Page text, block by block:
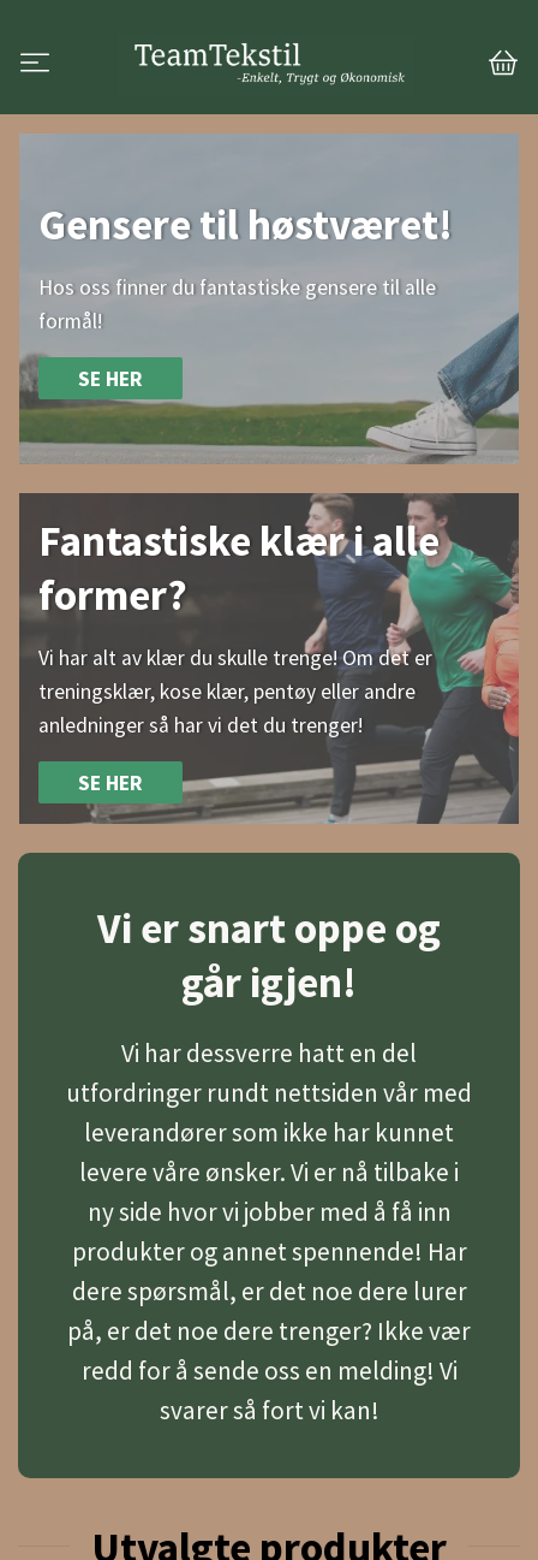
Gensere til høstværet!
Hos oss finner du fantastiske gensere til alle
formål!
SE HER
Fantastiske klær i alle
former?
Vi har alt av klær du skulle trenge! Om det er
treningsklær, kose klær, pentøy eller andre
anledninger så har vi det du trenger!
SE HER
Vi er snart oppe og
går igjen!
Vi har dessverre hatt en del
utfordringer rundt nettsiden vår med
leverandører som ikke har kunnet
levere våre ønsker. Vi er nå tilbake i
ny side hvor vi jobber med å få inn
produkter og annet spennende! Har
dere spørsmål, er det noe dere lurer
på, er det noe dere trenger? Ikke vær
redd for å sende oss en melding! Vi
svarer så fort vi kan!